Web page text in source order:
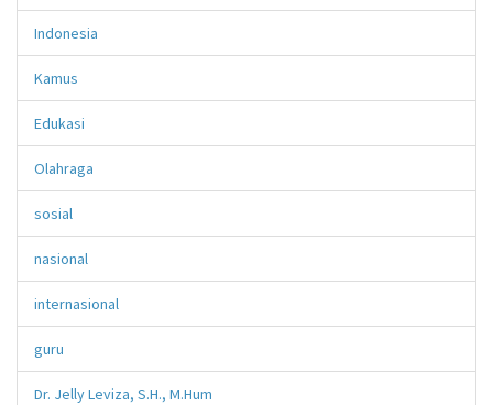
Indonesia
Kamus
Edukasi
Olahraga
sosial
nasional
internasional
guru
Dr. Jelly Leviza, S.H., M.Hum